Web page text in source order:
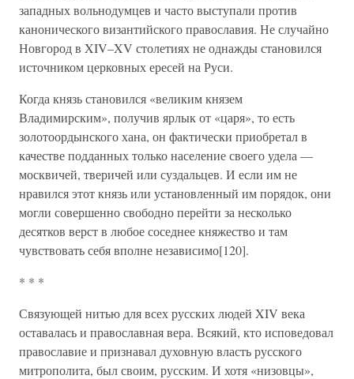
западных вольнодумцев и часто выступали против
канонического византийского православия. Не случайно
Новгород в XIV–XV столетиях не однажды становился
источником церковных ересей на Руси.
Когда князь становился «великим князем
Владимирским», получив ярлык от «царя», то есть
золотоордынского хана, он фактически приобретал в
качестве подданных только население своего удела —
москвичей, тверичей или суздальцев. И если им не
нравился этот князь или установленный им порядок, они
могли совершенно свободно перейти за несколько
десятков верст в любое соседнее княжество и там
чувствовать себя вполне независимо[120].
* * *
Связующей нитью для всех русских людей XIV века
оставалась и православная вера. Всякий, кто исповедовал
православие и признавал духовную власть русского
митрополита, был своим, русским. И хотя «низовцы»,